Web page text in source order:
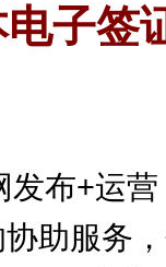
电子签
布+运
助服务